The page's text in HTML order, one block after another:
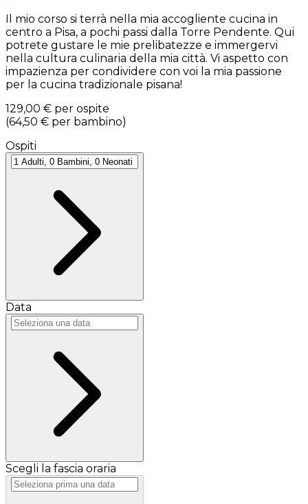
Il mio corso si terrà nella mia accogliente cucina in
centro a Pisa, a pochi passi dalla Torre Pendente. Qui
potrete gustare le mie prelibatezze e immergervi
nella cultura culinaria della mia città. Vi aspetto con
impazienza per condividere con voi la mia passione
per la cucina tradizionale pisana!
129,00 € per ospite
(64,50 € per bambino)
Ospiti
Data
Scegli la fascia oraria